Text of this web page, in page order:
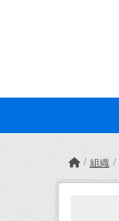
組織